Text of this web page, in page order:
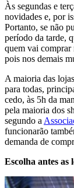
Às segundas e
novidades e, por
Portanto, se não
período da tarde,
quem vai comprar
pois nos demais
A maioria das
para todas,
cedo, às 5h da
pela maioria dos
segundo a
funcionarão
demanda de
Escolha antes as